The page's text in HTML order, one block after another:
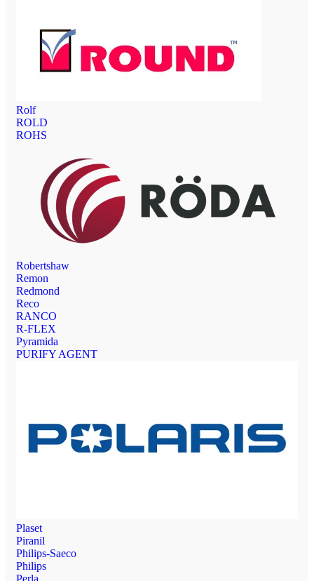
Rolf
ROLD
ROHS
Robertshaw
Remon
Redmond
Reco
RANCO
R-FLEX
Pyramida
PURIFY AGENT
Plaset
Piranil
Philips-Saeco
Philips
Perla